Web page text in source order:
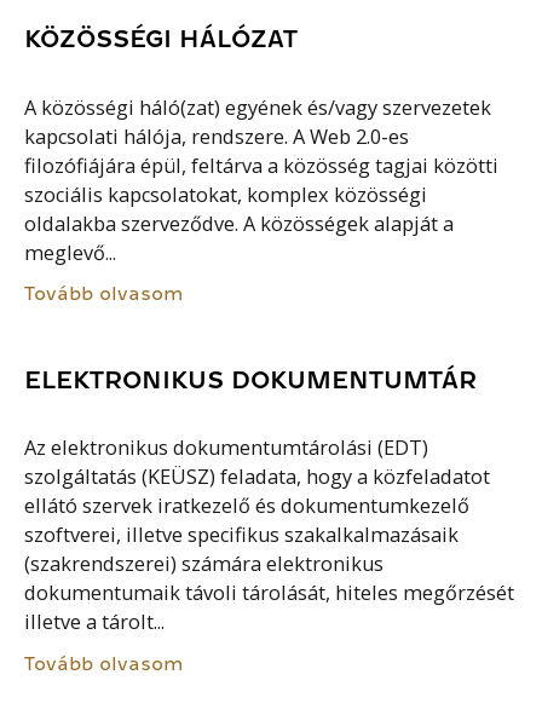
KÖZÖSSÉGI HÁLÓZAT
A közösségi háló(zat) egyének és/vagy szervezetek
kapcsolati hálója, rendszere. A Web 2.0-es
filozófiájára épül, feltárva a közösség tagjai közötti
szociális kapcsolatokat, komplex közösségi
oldalakba szerveződve. A közösségek alapját a
meglevő...
Tovább olvasom
ELEKTRONIKUS DOKUMENTUMTÁR
Az elektronikus dokumentumtárolási (EDT)
szolgáltatás (KEÜSZ) feladata, hogy a közfeladatot
ellátó szervek iratkezelő és dokumentumkezelő
szoftverei, illetve specifikus szakalkalmazásaik
(szakrendszerei) számára elektronikus
dokumentumaik távoli tárolását, hiteles megőrzését
illetve a tárolt...
Tovább olvasom